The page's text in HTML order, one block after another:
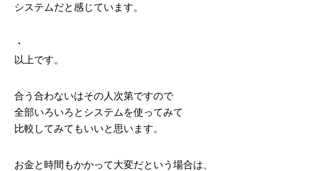
システムだと感じています。
・
以上です。
合う合わないはその人次第ですので
全部いろいろとシステムを使ってみて
比較してみてもいいと思います。
お金と時間もかかって大変だという場合は、